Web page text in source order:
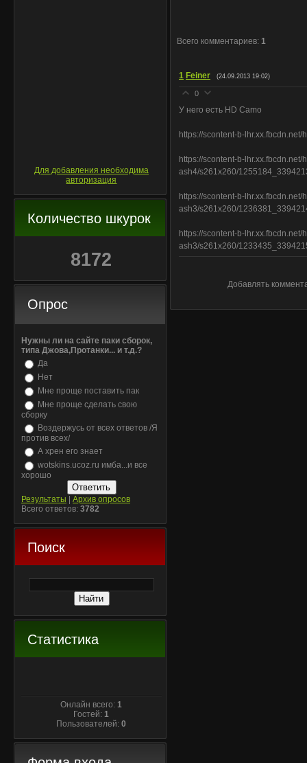
Для добавления необходима
авторизация
Количество шкурок
8172
Опрос
Нужны ли на сайте паки сборок,
типа Джова,Протанки... и т.д.?
Да
Нет
Мне проще поставить пак
Мне проще сделать свою
сборку
Воздержусь от всех ответов /Я
против всех/
А хрен его знает
wotskins.ucoz.ru имба...и все
хорошо
Результаты
Архив опросов
Всего ответов: 3782
Поиск
Статистика
Онлайн всего:1
Гостей:1
Пользователей:0
Всего комментариев: 1
1 Feiner (24.09.2013 19:02)
0
У него есть HD Camo
https://scontent-b-
https://scontent-b-lhr.xx.fbcdn.net/
ash4/s261x260/
https://scontent-b-lhr.xx.fbcdn.net/
ash3/s261x260/
https://scontent-b-lhr.xx.fbcdn.net/
ash3/s261x260/
Добавлять